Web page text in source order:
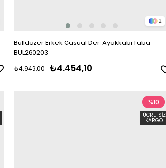
2
Bulldozer Erkek Casual Deri Ayakkabı Taba
BUL260203
₺4.454,10
₺4.949,00
%10
ÜCRETSIZ
KARGO